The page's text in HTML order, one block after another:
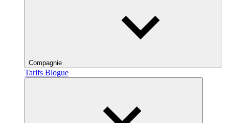
Compagnie
Tarifs Blogue